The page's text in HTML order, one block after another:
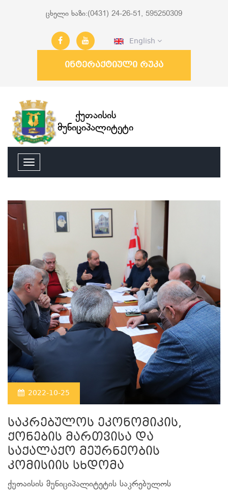
ცხელი ხაზი:(0431) 24-26-51, 595250309
English
ინტერაქტიული რუკა
ქუთაისის
მუნიციპალიტეტი
2022-10-25
საკრებულოს ეკონომიკის,
ქონების მართვისა და
საქალაქო მეურნეობის
კომისიის სხდომა
ქუთაისის მუნიციპალიტეტის საკრებულოს